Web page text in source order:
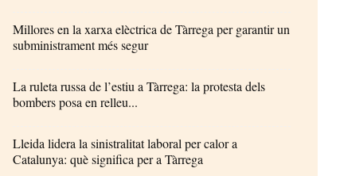
Millores en la xarxa elèctrica de Tàrrega per garantir un
subministrament més segur
La ruleta russa de l’estiu a Tàrrega: la protesta dels
bombers posa en relleu...
Lleida lidera la sinistralitat laboral per calor a
Catalunya: què significa per a Tàrrega